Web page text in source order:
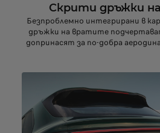
Скрити дръжки
Безпроблемно интегрирани в
дръжки на вратите
допринасят за по-добра